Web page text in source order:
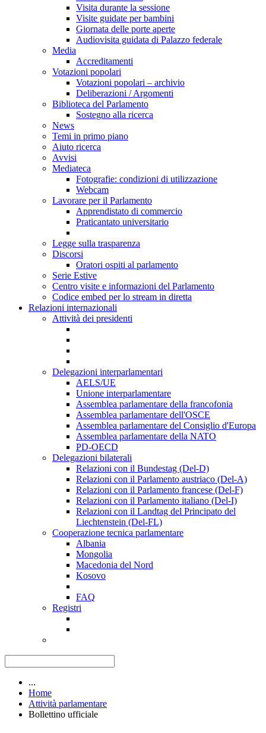
Visita durante la sessione
Visite guidate per bambini
Giornata delle porte aperte
Audiovisita guidata di Palazzo federale
Media
Accreditamenti
Votazioni popolari
Votazioni popolari – archivio
Deliberazioni / Argomenti
Biblioteca del Parlamento
Sostegno alla ricerca
News
Temi in primo piano
Aiuto ricerca
Avvisi
Mediateca
Fotografie: condizioni di utilizzazione
Webcam
Lavorare per il Parlamento
Apprendistato di commercio
Praticantato universitario
Legge sulla trasparenza
Discorsi
Oratori ospiti al parlamento
Serie Estive
Centro visite e informazioni del Parlamento
Codice embed per lo stream in diretta
Relazioni internazionali
Attività dei presidenti
Delegazioni interparlamentari
AELS/UE
Unione interparlamentare
Assemblea parlamentare della francofonia
Assemblea parlamentare dell'OSCE
Assemblea parlamentare del Consiglio d'Europa
Assemblea parlamentare della NATO
PD-OECD
Delegazioni bilaterali
Relazioni con il Bundestag (Del-D)
Relazioni con il Parlamento austriaco (Del-A)
Relazioni con il Parlamento francese (Del-F)
Relazioni con il Parlamento italiano (Del-I)
Relazioni con il Landtag del Principato del
Liechtenstein (Del-FL)
Cooperazione tecnica parlamentare
Albania
Mongolia
Macedonia del Nord
Kosovo
FAQ
Registri
...
Home
Attività parlamentare
Bollettino ufficiale